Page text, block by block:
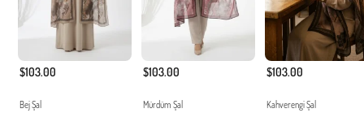
$103.00
Bej Şal
$103.00
Mürdüm Şal
$103.00
Kahverengi Şal